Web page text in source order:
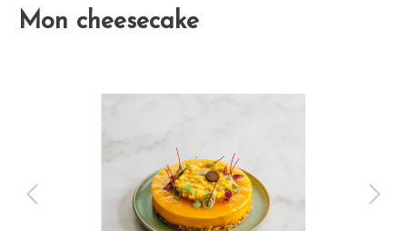
Mon cheesecake